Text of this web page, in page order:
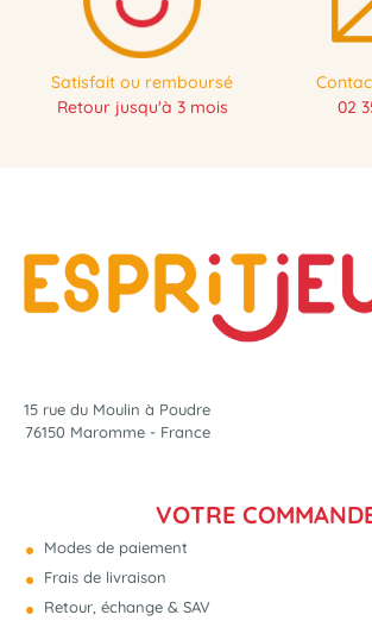
Satisfait ou remboursé
Retour jusqu'à 3 mois
02
15 rue du Moulin à Poudre
76150 Maromme - France
VOTRE
Modes de paiement
Frais de livraison
Retour, échange & SAV